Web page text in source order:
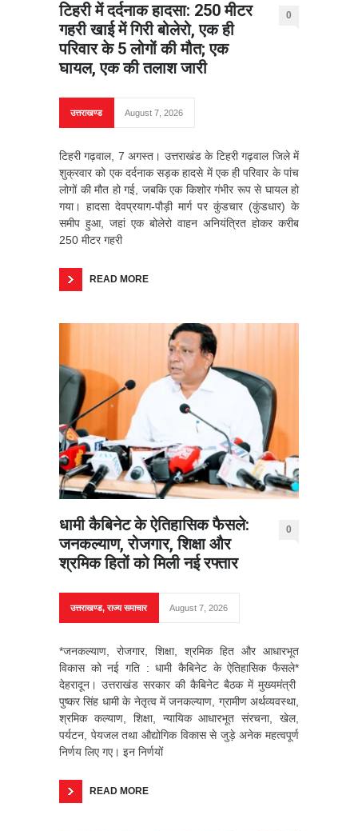
टिहरी में दर्दनाक हादसा: 250 मीटर
गहरी खाई में गिरी बोलेरो, एक ही
परिवार के 5 लोगों की मौत; एक
घायल, एक की तलाश जारी
0
उत्तराखण्ड August 7, 2026
टिहरी गढ़वाल, 7 अगस्त। उत्तराखंड के टिहरी गढ़वाल जिले में
शुक्रवार को एक दर्दनाक सड़क हादसे में एक ही परिवार के पांच
लोगों की मौत हो गई, जबकि एक किशोर गंभीर रूप से घायल हो
गया। हादसा देवप्रयाग-पौड़ी मार्ग पर कुंडचार (कुंडधार) के
समीप हुआ, जहां एक बोलेरो वाहन अनियंत्रित होकर करीब
250 मीटर गहरी
READ MORE
धामी कैबिनेट के ऐतिहासिक फैसले:
जनकल्याण, रोजगार, शिक्षा और
श्रमिक हितों को मिली नई रफ्तार
0
उत्तराखण्ड,राज्य समाचार August 7, 2026
*जनकल्याण, रोजगार, शिक्षा, श्रमिक हित और आधारभूत
विकास को नई गति : धामी कैबिनेट के ऐतिहासिक फैसले*
देहरादून। उत्तराखंड सरकार की कैबिनेट बैठक में मुख्यमंत्री
पुष्कर सिंह धामी के नेतृत्व में जनकल्याण, ग्रामीण अर्थव्यवस्था,
श्रमिक कल्याण, शिक्षा, न्यायिक आधारभूत संरचना, खेल,
पर्यटन, पेयजल तथा औद्योगिक विकास से जुड़े अनेक महत्वपूर्ण
निर्णय लिए गए। इन निर्णयों
READ MORE